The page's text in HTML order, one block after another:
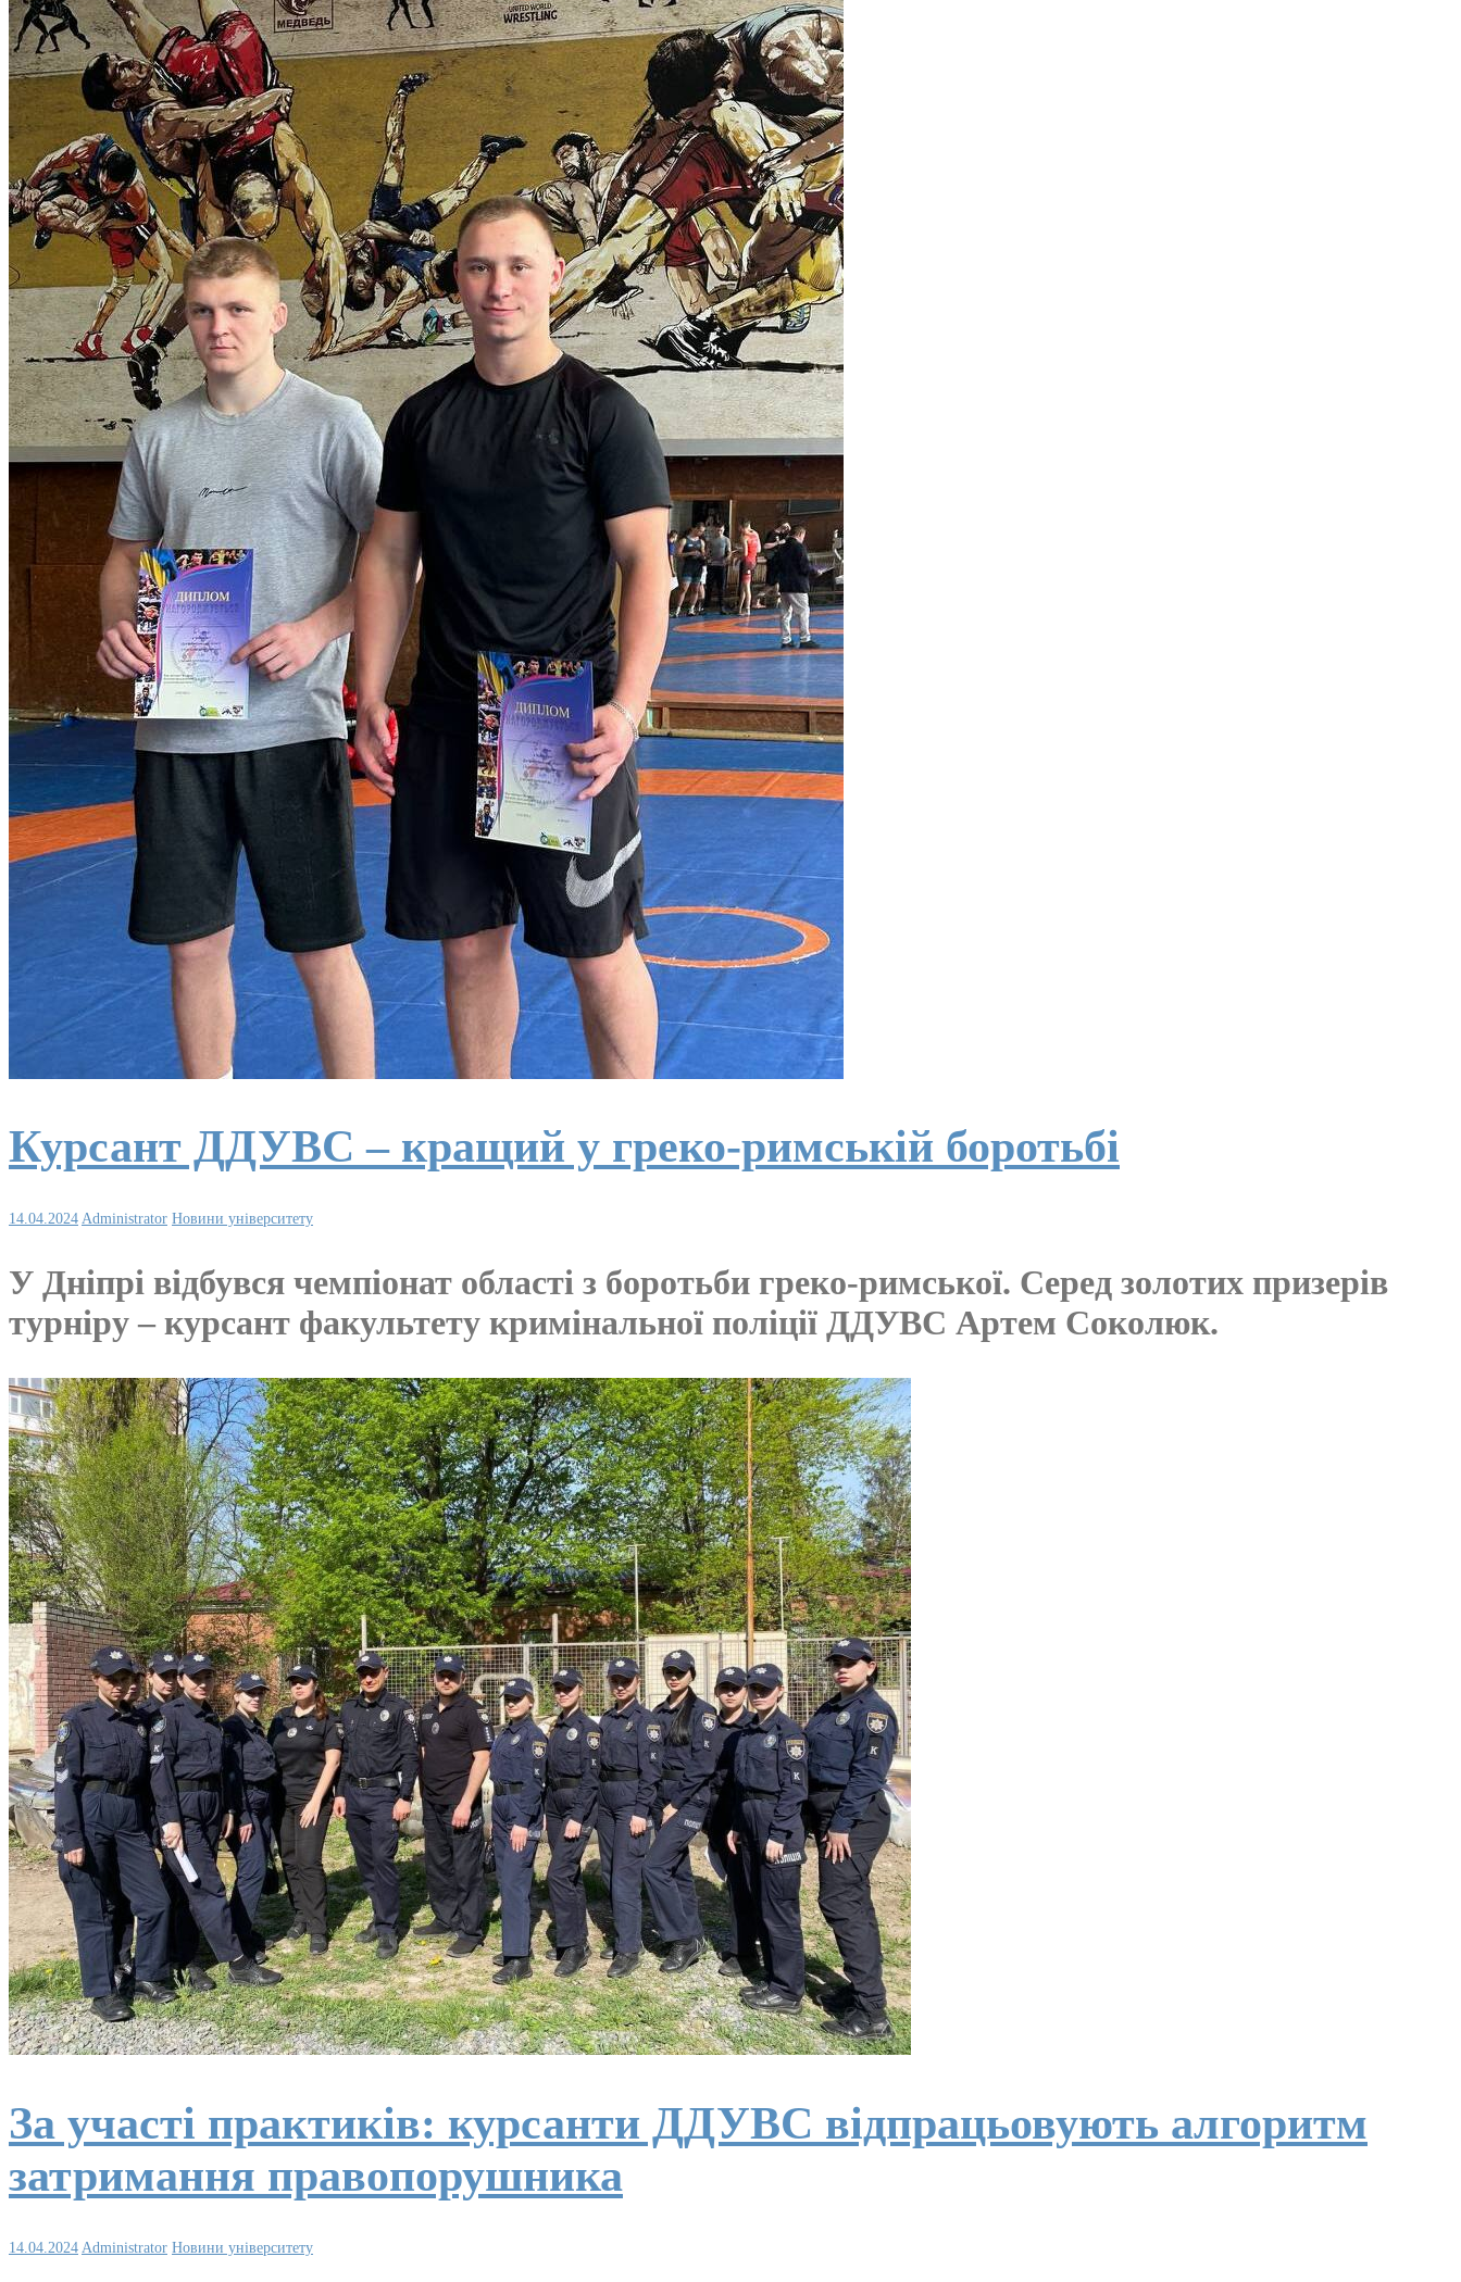
Курсант ДДУВС – кращий у греко-римській боротьбі
14.04.2024 Administrator Новини університету
У Дніпрі відбувся чемпіонат області з боротьби греко-римської. Серед золотих призерів
турніру – курсант факультету кримінальної поліції ДДУВС Артем Соколюк.
За участі практиків: курсанти ДДУВС відпрацьовують алгоритм
затримання правопорушника
14.04.2024 Administrator Новини університету